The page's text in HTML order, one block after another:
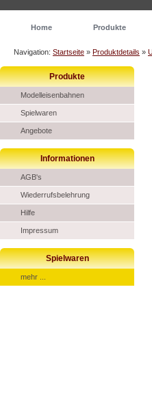
Home Produkte
Navigation: Startseite » Produktdetails »
Produkte
Modelleisenbahnen
Spielwaren
Angebote
Informationen
AGB's
Wiederrufsbelehrung
Hilfe
Impressum
Spielwaren
mehr ...